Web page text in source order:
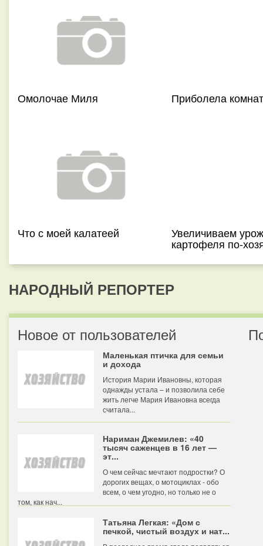
Омолочае Миля Приболела
Что с моей калатеей Увеличиваем
картофеля по-
НАРОДНЫЙ РЕПОРТЕР
Новое от пользователей
Маленькая птичка для семьи
и дохода
История Марии Ивановны, которая
однажды устала – и позволила себе
жить легче Мария Ивановна всегда
считала...
Нариман Джемилев: «40
тысяч саженцев в 16 лет —
эт...
О чем сейчас мечтают подростки? О
дорогих вещах, о мотоциклах - обо
всем, о чем угодно, но только не о
том, как нач...
Татьяна Легкая: «Дом с
печкой, чистый воздух и нат...